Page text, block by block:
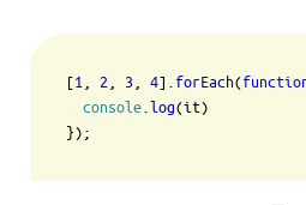
[1 2 3 4]. forEach(
console log(it)